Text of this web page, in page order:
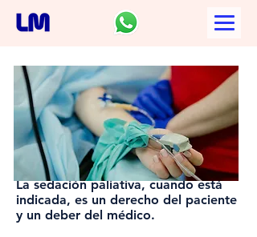
SEDACIÓN PALIATIVA
La sedación paliativa, cuando está
indicada, es un derecho del paciente
y un deber del médico.